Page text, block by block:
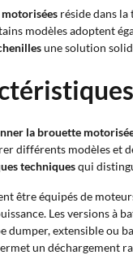
réside dans
modèles adoptent
une solution
la brouette
différents modèles et
techniquesqui
être équipés de
Les versions à
dumper, extensible ou
un déchargement